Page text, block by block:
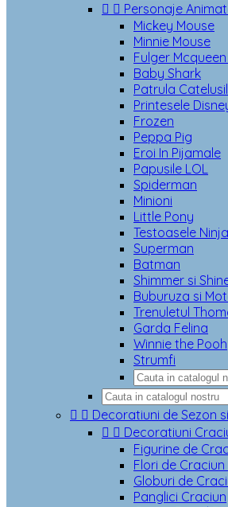
  Personaje
Mickey Mouse
Minnie Mouse
Fulger
Baby Shark
Patrula
Printesele
Frozen
Peppa Pig
Eroi In Pijamale
Papusile LOL
Spiderman
Minioni
Little Pony
Testoasele Ninja
Superman
Batman
Shimmer si
Buburuza si
Trenuletul
Garda Felina
Winnie the Pooh
Strumfi
  Decoratiuni de Sezon
  Decoratiuni
Figurine de
Flori de
Globuri de
Panglici Craciun